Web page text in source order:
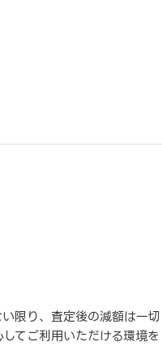
限り、査定後の減額は一切
てご利用いただける環境を